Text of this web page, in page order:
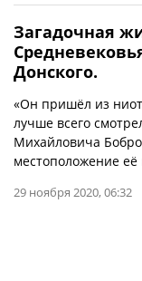
Загадочная
Донского.
«Он пришёл из
лучше всего
Михайловича
местоположение её
29 ноября 2020, 06:32